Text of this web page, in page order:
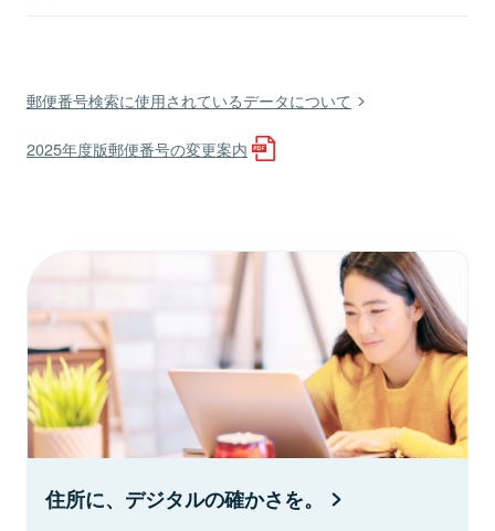
郵便番号検索に使用されているデータについて
2025年度版郵便番号の変更案内
住所に、デジタルの確かさを。